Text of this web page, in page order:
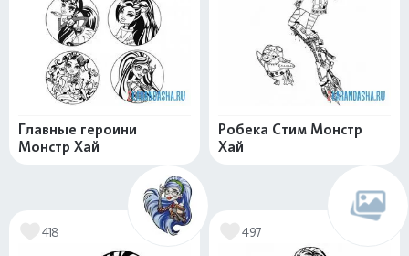
Главные героини
Монстр Хай
Робека Стим Монстр
Хай
418 497